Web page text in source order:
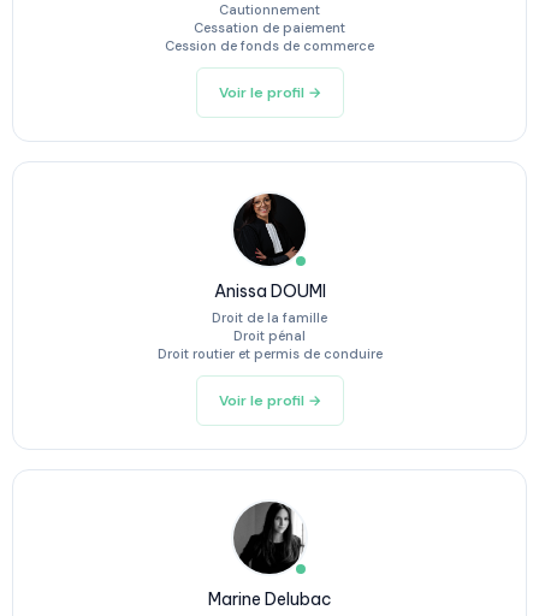
Cautionnement
Cessation de paiement
Cession de fonds de commerce
Voir le profil →
Anissa DOUMI
Droit de la famille
Droit pénal
Droit routier et permis de conduire
Voir le profil →
Marine Delubac